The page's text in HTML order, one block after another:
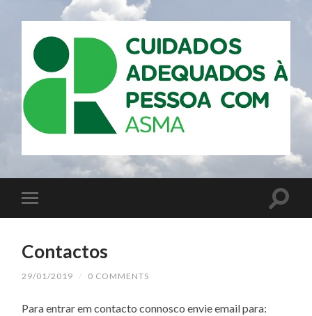
Contactos
29/01/2019 / 0 COMMENTS
Para entrar em contacto connosco envie email para: